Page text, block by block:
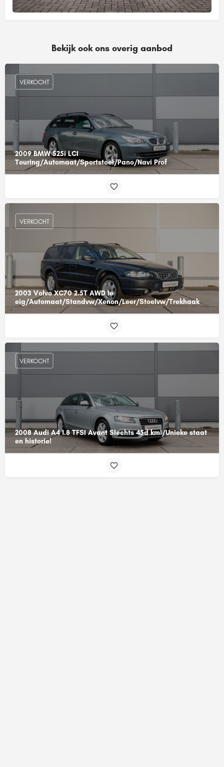
Bekijk ook ons overig aanbod
2009 BMW 525i LCI
Touring/Automaat/Sportstoel/Pano/Navi Prof
VERKOCHT
2003 Volvo XC70 2.5T AWD 1e
eig/Automaat/Standvw/Xenon/Leer/Stoelvw/Trekhaak
VERKOCHT
2008 Audi A4 1.8 TFSI Avant Slechts 45d km!/Unieke staat
en historie!
VERKOCHT